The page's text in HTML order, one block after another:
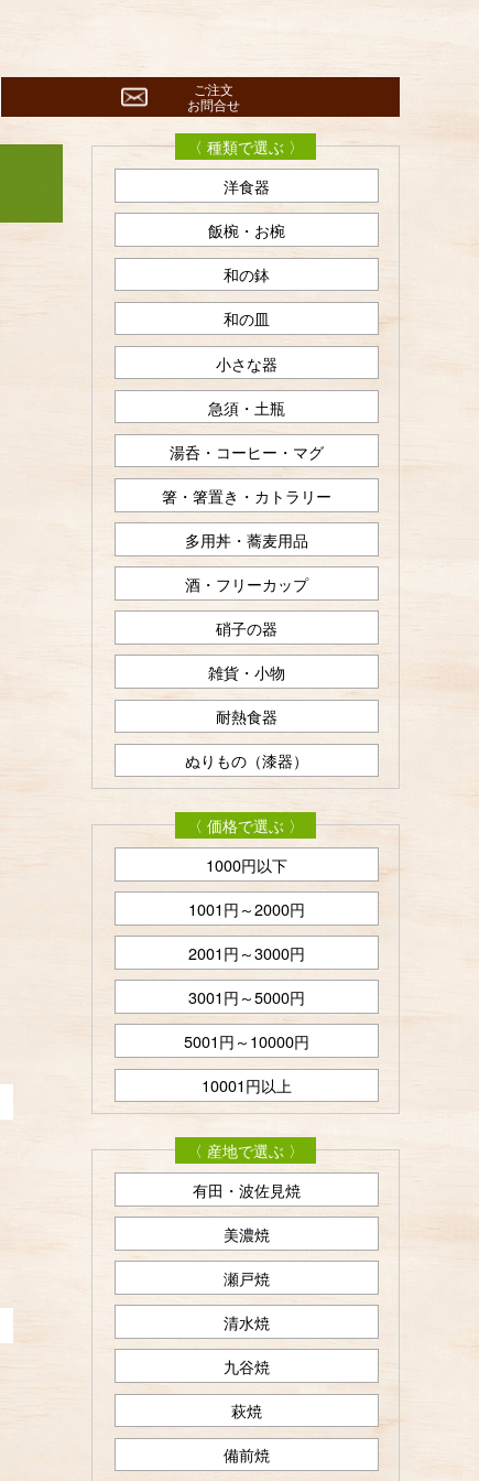
ご注文
お問合せ
〈 種類で選ぶ 〉
洋食器
飯椀・お椀
和の鉢
和の皿
小さな器
急須・土瓶
湯呑・コーヒー・マグ
箸・箸置き・カトラリー
多用丼・蕎麦用品
酒・フリーカップ
硝子の器
雑貨・小物
耐熱食器
ぬりもの（漆器）
〈 価格で選ぶ 〉
1000円以下
1001円～2000円
2001円～3000円
3001円～5000円
5001円～10000円
10001円以上
〈 産地で選ぶ 〉
有田・波佐見焼
美濃焼
瀬戸焼
清水焼
九谷焼
萩焼
備前焼